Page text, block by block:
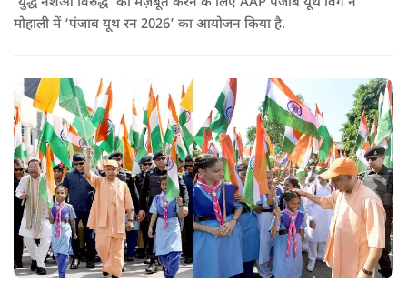
मोहाली में ‘पंजाब यूथ रन 2026’ का आयोजन किया है.